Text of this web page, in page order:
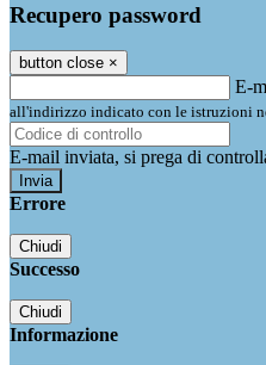
Recupero password
button close ×
E-
all'indirizzo indicato con le istruzioni
E-mail inviata, si prega di
Errore
Chiudi
Successo
Chiudi
Informazione